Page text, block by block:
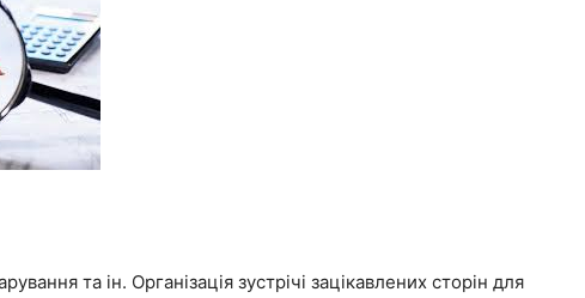
та ін. Організація зустрічі зацікавлених сторін для